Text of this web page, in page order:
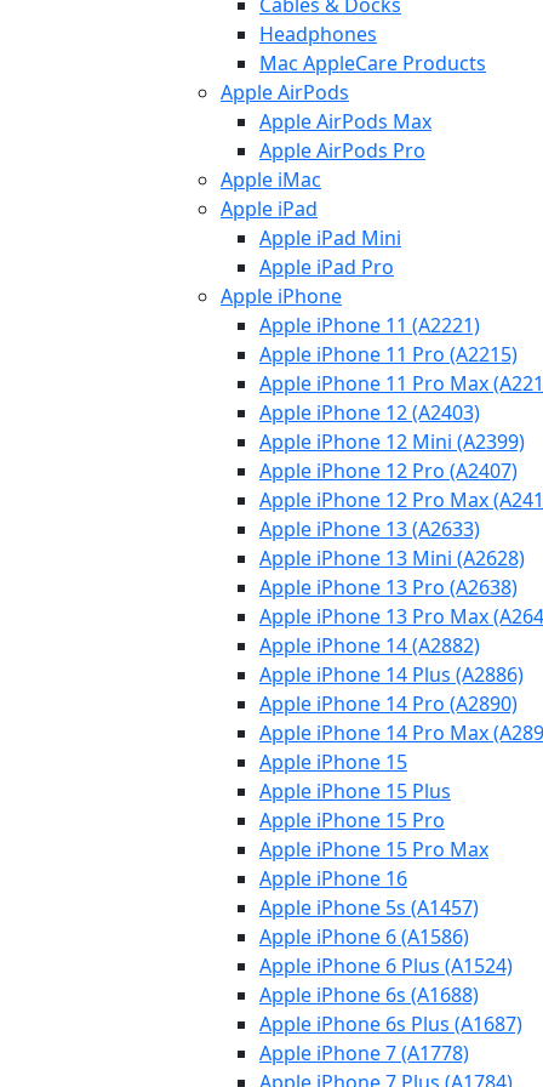
Headphones
Mac AppleCare Products
Apple AirPods
Apple AirPods Max
Apple AirPods Pro
Apple iMac
Apple iPad
Apple iPad Mini
Apple iPad Pro
Apple iPhone
Apple iPhone 11 (A2221)
Apple iPhone 11 Pro (A2215)
Apple iPhone 11 Pro Max
Apple iPhone 12 (A2403)
Apple iPhone 12 Mini (A2399)
Apple iPhone 12 Pro (A2407)
Apple iPhone 12 Pro Max
Apple iPhone 13 (A2633)
Apple iPhone 13 Mini (A2628)
Apple iPhone 13 Pro (A2638)
Apple iPhone 13 Pro Max
Apple iPhone 14 (A2882)
Apple iPhone 14 Plus (A2886)
Apple iPhone 14 Pro (A2890)
Apple iPhone 14 Pro Max
Apple iPhone 15
Apple iPhone 15 Plus
Apple iPhone 15 Pro
Apple iPhone 15 Pro Max
Apple iPhone 16
Apple iPhone 5s (A1457)
Apple iPhone 6 (A1586)
Apple iPhone 6 Plus (A1524)
Apple iPhone 6s (A1688)
Apple iPhone 6s Plus (A1687)
Apple iPhone 7 (A1778)